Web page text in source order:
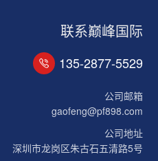
联系巅峰国际
135-2877-5529
公司邮箱
gaofeng@pf898.com
公司地址
深圳市龙岗区朱古石五清路5号